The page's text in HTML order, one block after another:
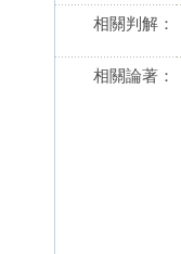
相關判解：
相關論著：